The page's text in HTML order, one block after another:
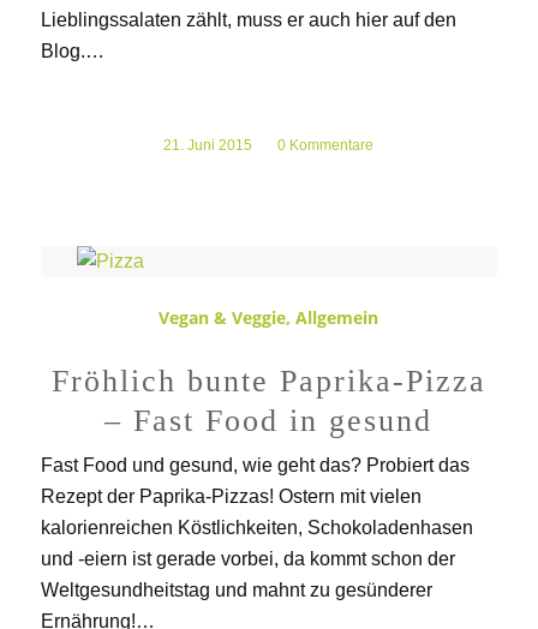
Lieblingssalaten zählt, muss er auch hier auf den
Blog.…
21. Juni 2015
/ 0 Kommentare
Vegan & Veggie,Allgemein
Fröhlich bunte Paprika-Pizza
– Fast Food in gesund
Fast Food und gesund, wie geht das? Probiert das
Rezept der Paprika-Pizzas! Ostern mit vielen
kalorienreichen Köstlichkeiten, Schokoladenhasen
und -eiern ist gerade vorbei, da kommt schon der
Weltgesundheitstag und mahnt zu gesünderer
Ernährung!…